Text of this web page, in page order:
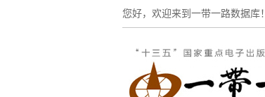
您好，欢迎来到一带一路数据库！